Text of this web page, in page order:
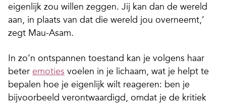
eigenlijk zou willen zeggen. Jij kan dan de wereld
aan, in plaats van dat die wereld jou overneemt,’
zegt Mau-Asam.
In zo’n ontspannen toestand kan je volgens haar
beter emoties voelen in je lichaam, wat je helpt te
bepalen hoe je eigenlijk wilt reageren: ben je
bijvoorbeeld verontwaardigd, omdat je de kritiek